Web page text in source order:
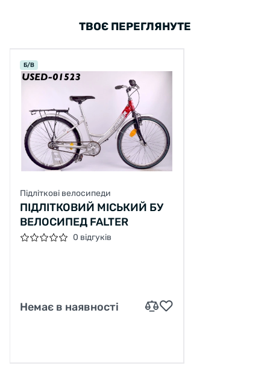
ТВОЄ ПЕРЕГЛЯНУТЕ
Б/В
Підліткові велосипеди
ПІДЛІТКОВИЙ МІСЬКИЙ БУ
ВЕЛОСИПЕД FALTER
0 відгуків
Немає в наявності